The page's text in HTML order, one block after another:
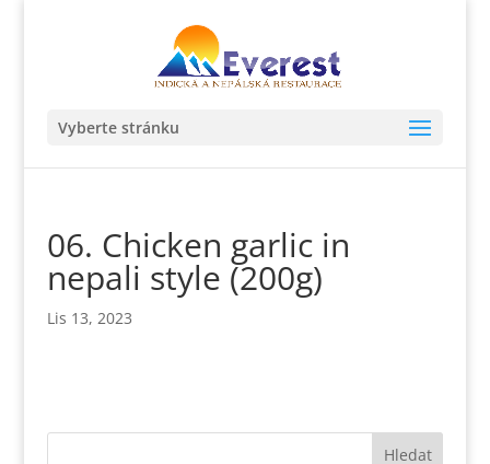
Vyberte stránku
06. Chicken garlic in
nepali style (200g)
Lis 13, 2023